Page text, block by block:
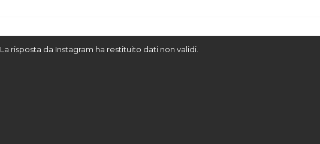
La risposta da Instagram ha restituito dati non validi.